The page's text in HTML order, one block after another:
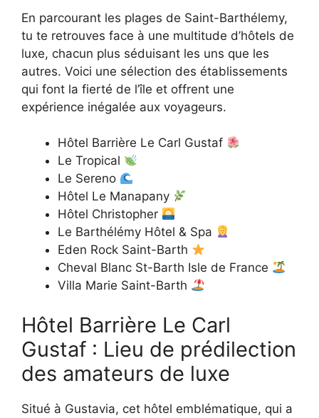
En parcourant les plages de Saint-Barthélemy,
tu te retrouves face à une multitude d’hôtels de
luxe, chacun plus séduisant les uns que les
autres. Voici une sélection des établissements
qui font la fierté de l’île et offrent une
expérience inégalée aux voyageurs.
Hôtel Barrière Le Carl Gustaf
Le Tropical
Le Sereno
Hôtel Le Manapany
Hôtel Christopher
Le Barthélémy Hôtel & Spa
Eden Rock Saint-Barth
Cheval Blanc St-Barth Isle de France
Villa Marie Saint-Barth
Hôtel Barrière Le Carl
Gustaf : Lieu de prédilection
des amateurs de luxe
Situé à Gustavia, cet hôtel emblématique, qui a